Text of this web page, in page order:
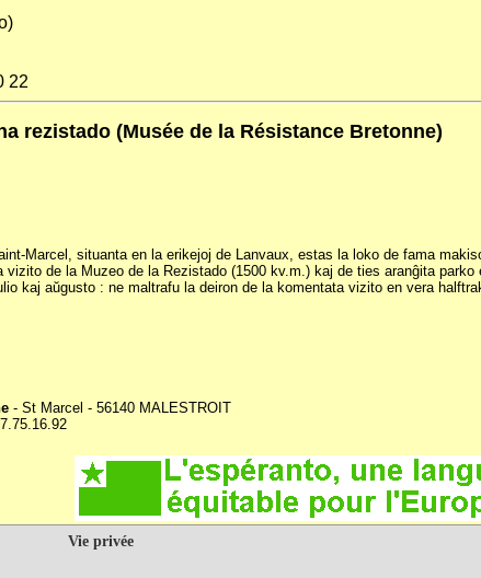
22
rezistado (Musée de la Résistance Bretonne)
Marcel, situanta en la erikejoj de Lanvaux, estas la loko de fama
vizito de la Muzeo de la Rezistado (1500 kv.m.) kaj de ties aranĝita
kaj aŭgusto : ne maltrafu la deiron de la komentata vizito en vera
- St Marcel - 56140 MALESTROIT
Vie privée